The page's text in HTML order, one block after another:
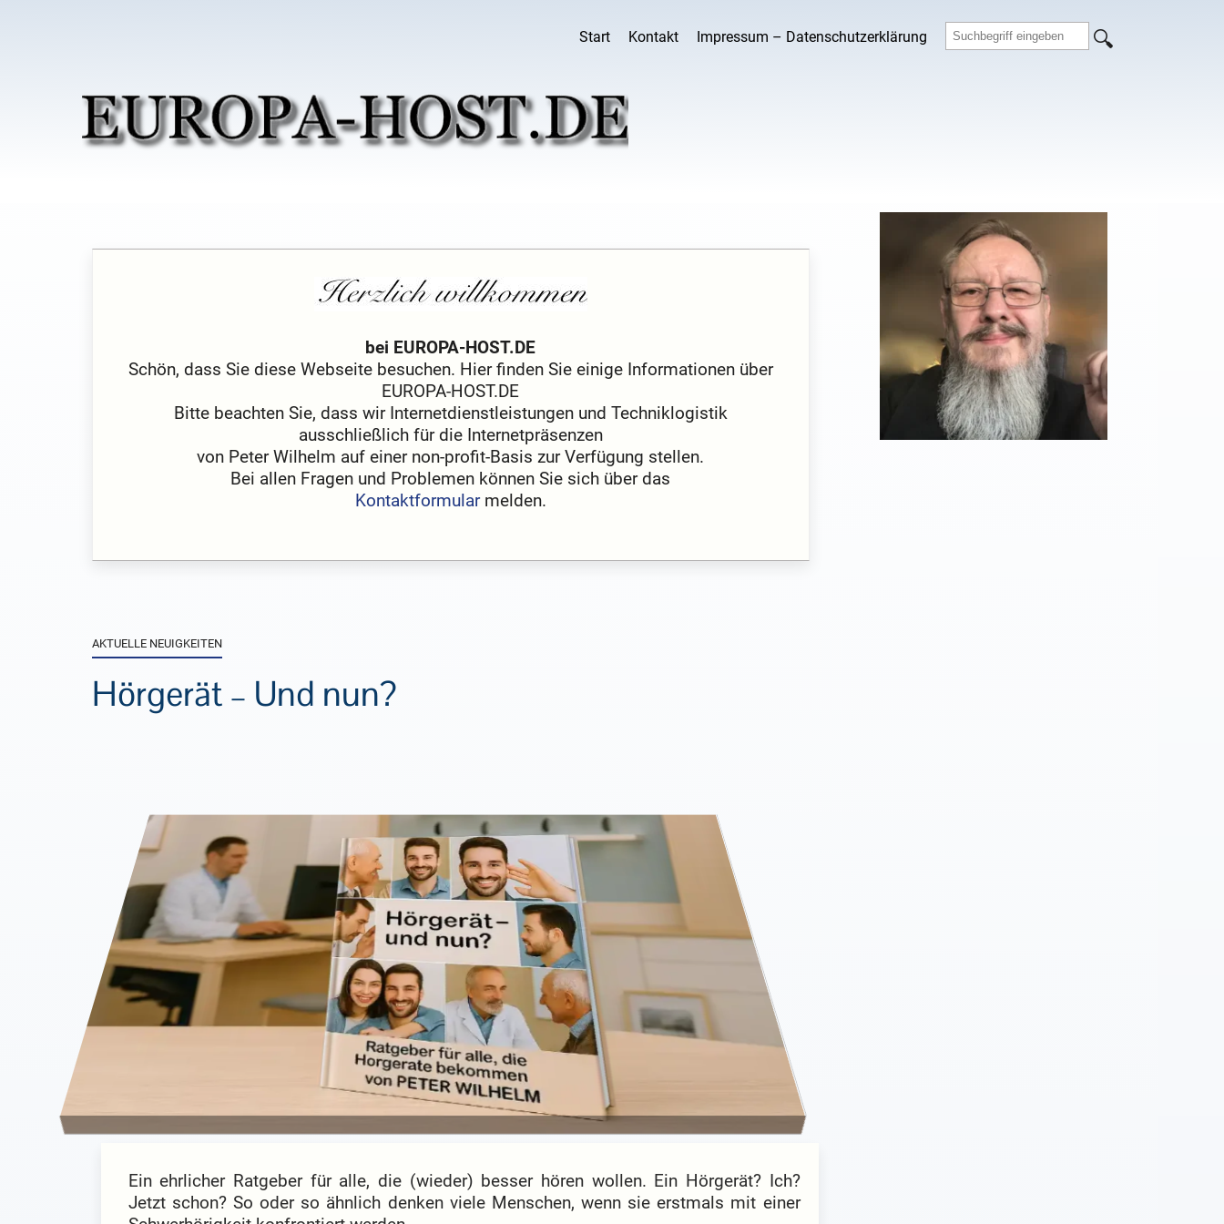
Start Kontakt Impressum – Datenschutzerklärung
bei EUROPA-HOST.DE
Schön, dass Sie diese Webseite besuchen. Hier finden Sie einige Informationen über
EUROPA-HOST.DE
Bitte beachten Sie, dass wir Internetdienstleistungen und Techniklogistik
ausschließlich für die Internetpräsenzen
von Peter Wilhelm auf einer non-profit-Basis zur Verfügung stellen.
Bei allen Fragen und Problemen können Sie sich über das
Kontaktformularmelden.
AKTUELLE NEUIGKEITEN
Hörgerät – Und nun?
Ein ehrlicher Ratgeber für alle, die (wieder) besser hören wollen. Ein Hörgerät? Ich?
Jetzt schon? So oder so ähnlich denken viele Menschen, wenn sie erstmals mit einer